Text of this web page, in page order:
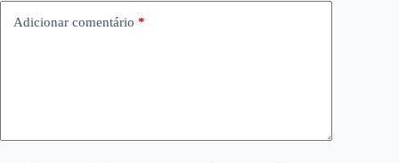
Adicionar comentário *